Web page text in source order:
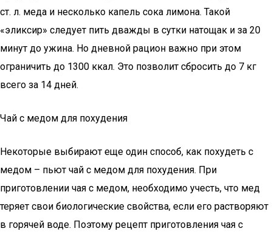
ст. л. меда и несколько капель сока лимона. Такой
«эликсир» следует пить дважды в сутки натощак и за 20
минут до ужина. Но дневной рацион важно при этом
ограничить до 1300 ккал. Это позволит сбросить до 7 кг
всего за 14 дней.
Чай с медом для похудения
Некоторые выбирают еще один способ, как похудеть с
медом – пьют чай с медом для похудения. При
приготовлении чая с медом, необходимо учесть, что мед
теряет свои биологические свойства, если его растворяют
в горячей воде. Поэтому рецепт приготовления чая с